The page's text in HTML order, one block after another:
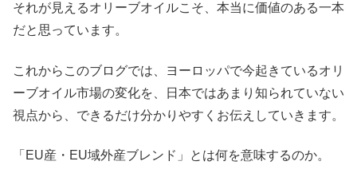
それが見えるオリーブオイルこそ、本当に価値のある一本
だと思っています。
これからこのブログでは、ヨーロッパで今起きているオリ
ーブオイル市場の変化を、日本ではあまり知られていない
視点から、できるだけ分かりやすくお伝えしていきます。
「EU産・EU域外産ブレンド」とは何を意味するのか。